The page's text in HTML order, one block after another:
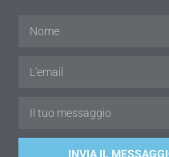
INVIA IL